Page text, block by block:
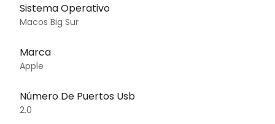
Sistema Operativo
Macos Big Sur
Marca
Apple
Número De Puertos Usb
2.0